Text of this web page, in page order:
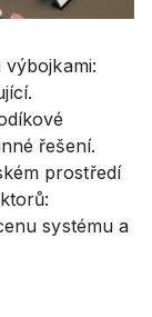
řešení.
prostředí
systému a